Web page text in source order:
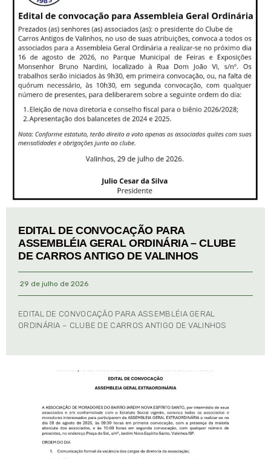
EDITAL DE CONVOCAÇÃO PARA
ASSEMBLÉIA GERAL ORDINÁRIA – CLUBE
DE CARROS ANTIGO DE VALINHOS
29 de julho de 2026
EDITAL DE CONVOCAÇÃO PARA ASSEMBLÉIA GERAL
ORDINÁRIA – CLUBE DE CARROS ANTIGO DE VALINHOS